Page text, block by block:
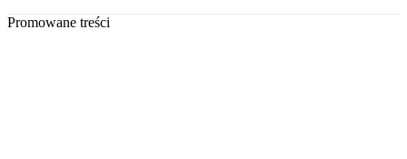
Promowane treści